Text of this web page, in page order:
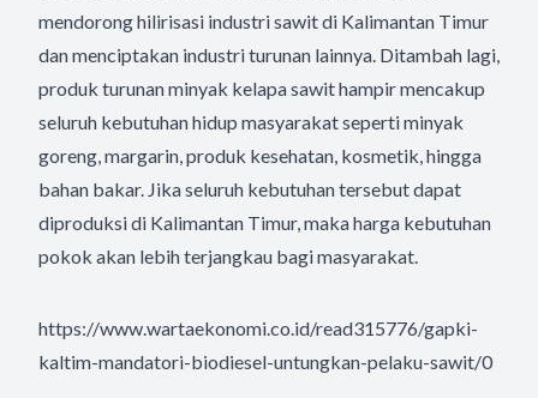
mendorong hilirisasi industri sawit di Kalimantan Timur
dan menciptakan industri turunan lainnya. Ditambah lagi,
produk turunan minyak kelapa sawit hampir mencakup
seluruh kebutuhan hidup masyarakat seperti minyak
goreng, margarin, produk kesehatan, kosmetik, hingga
bahan bakar. Jika seluruh kebutuhan tersebut dapat
diproduksi di Kalimantan Timur, maka harga kebutuhan
pokok akan lebih terjangkau bagi masyarakat.
https://www.wartaekonomi.co.id/read315776/gapki-
kaltim-mandatori-biodiesel-untungkan-pelaku-sawit/0